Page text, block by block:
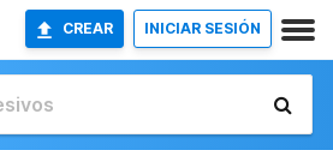
CREAR INICIAR SESIÓN